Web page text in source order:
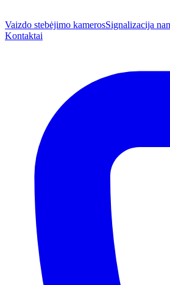
Vaizdo stebėjimo kamerosSignalizacija
Kontaktai